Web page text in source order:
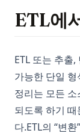
ETL에
ETL 또는 추출
가능한 단일
정리는 모든
되도록 하기
다.ETL의 “변